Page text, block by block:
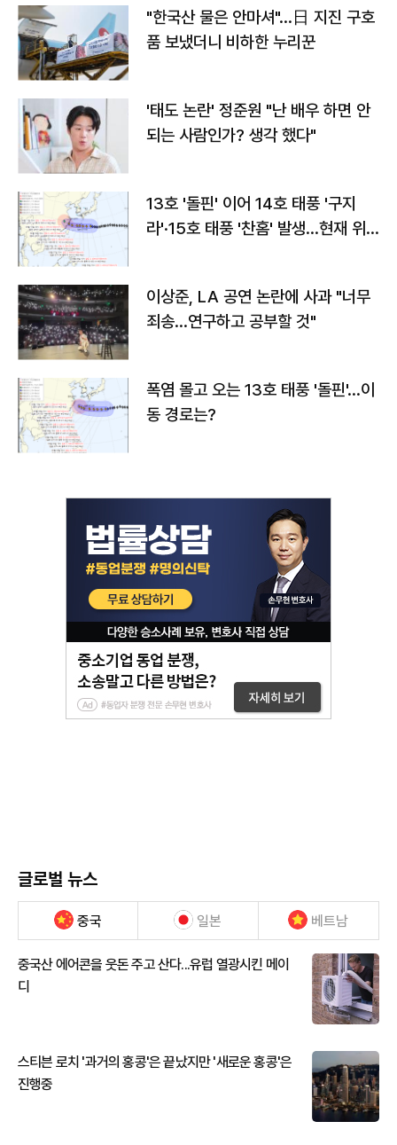
"한국산 물은 안마셔"…日 지진 구호
품 보냈더니 비하한 누리꾼
'태도 논란' 정준원 "난 배우 하면 안
되는 사람인가? 생각 했다"
13호 '돌핀' 이어 14호 태풍 '구지
라'·15호 태풍 '찬홈' 발생…현재 위
이상준, LA 공연 논란에 사과 "너무
죄송…연구하고 공부할 것"
폭염 몰고 오는 13호 태풍 '돌핀'…이
동 경로는?
글로벌 뉴스
중국 일본 베트남
중국산 에어콘을 웃돈 주고 산다...유럽 열광시킨 메이
디
스티븐 로치 '과거의 홍콩'은 끝났지만 '새로운 홍콩'은
진행중